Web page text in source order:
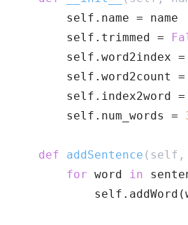
self.name = name
self.trimmed =
self.word2index =
self.word2count =
self.index2word =
self.num_words =
def addSentence (self,
for word in